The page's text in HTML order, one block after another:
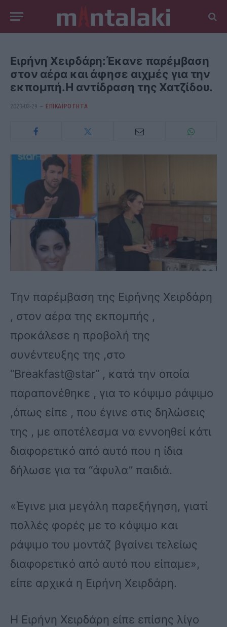
Ειρήνη Χειρδάρη:Έκανε παρέμβαση
στον αέρα και άφησε αιχμές για την
εκπομπή.Η αντίδραση της Χατζίδου.
2023-03-29 ΕΠΙΚΑΙΡΟΤΗΤΑ
Την παρέμβαση της Ειρήνης Χειρδάρη
, στον αέρα της εκπομπής ,
προκάλεσε η προβολή της
συνέντευξης της ,στο
“Breakfast@star” , κατά την οποία
παραπονέθηκε , για το κόψιμο ράψιμο
,όπως είπε , που έγινε στις δηλώσεις
της , με αποτέλεσμα να εννοηθεί κάτι
διαφορετικό από αυτό που η ίδια
δήλωσε για τα “άφυλα” παιδιά.
«Έγινε μια μεγάλη παρεξήγηση, γιατί
πολλές φορές με το κόψιμο και
ράψιμο του μοντάζ βγαίνει τελείως
διαφορετικό από αυτό που είπαμε»,
είπε αρχικά η Ειρήνη Χειρδάρη.
Η Ειρήνη Χειρδάρη είπε επίσης λίγο